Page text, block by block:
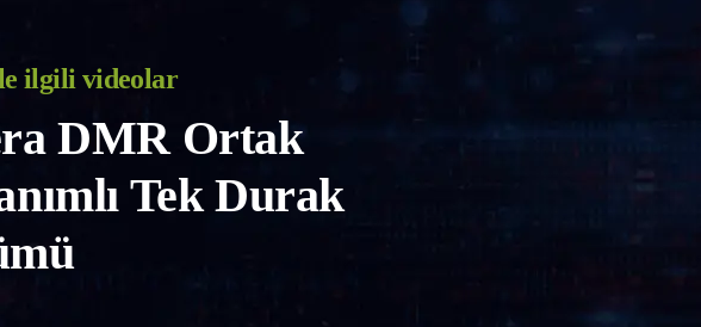
ilgili videolar
DMR Ortak
Tek Durak